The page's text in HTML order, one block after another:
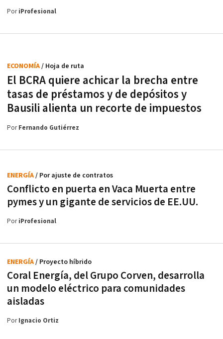
PoriProfesional
El BCRA quiere achicar la brecha entre
tasas de préstamos y de depósitos y
Bausili alienta un recorte de impuestos
ECONOMÍA/ Hoja de ruta
PorFernando Gutiérrez
Conflicto en puerta en Vaca Muerta entre
pymes y un gigante de servicios de EE.UU.
ENERGÍA/ Por ajuste de contratos
PoriProfesional
Coral Energía, del Grupo Corven, desarrolla
un modelo eléctrico para comunidades
aisladas
ENERGÍA/ Proyecto híbrido
PorIgnacio Ortiz